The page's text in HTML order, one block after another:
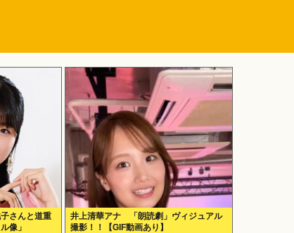
さんと道重
像」
井上清華アナ 「朗読劇」ヴィジュアル
撮影！！【GIF動画あり】